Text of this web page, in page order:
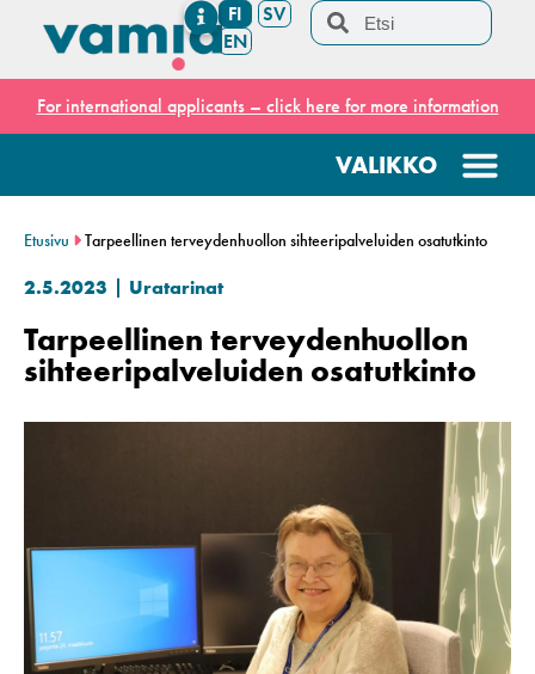
FI
SV
EN
For international applicants – click here for more information
Etusivu Tarpeellinen terveydenhuollon sihteeripalveluiden osatutkinto
2.5.2023 Uratarinat
Tarpeellinen terveydenhuollon
sihteeripalveluiden osatutkinto